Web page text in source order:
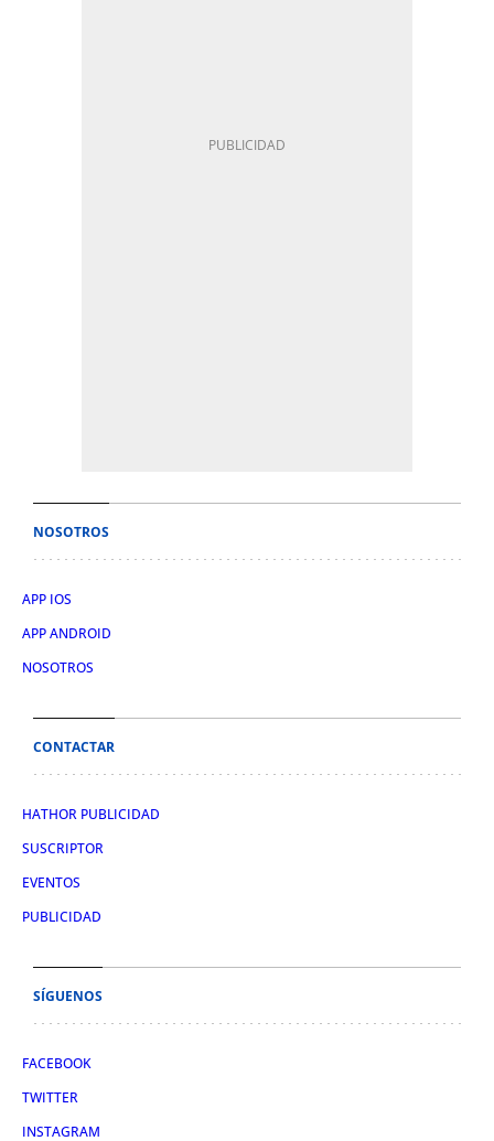
NOSOTROS
APP IOS
APP ANDROID
NOSOTROS
CONTACTAR
HATHOR PUBLICIDAD
SUSCRIPTOR
EVENTOS
PUBLICIDAD
SÍGUENOS
FACEBOOK
TWITTER
INSTAGRAM